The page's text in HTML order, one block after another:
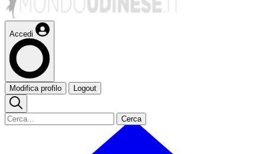
Accedi
Modifica profilo Logout
Cerca